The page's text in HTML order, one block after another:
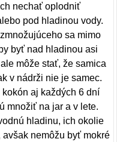
nechať oplodniť
pod hladinou vody.
sa mimo
byť nad hladinou asi
môže stať, že samica
v nádrži nie je samec.
aj každých 6 dní
množiť na jar a v lete.
hladinu, ich okolie
nemôžu byť mokré